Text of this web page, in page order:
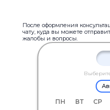
После оформления
чату, куда вы можете
жалобы и вопросы.
ПН ВТ СР